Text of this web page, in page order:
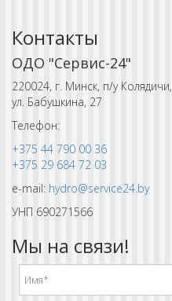
Контакты
ОДО "Сервис-24"
220024, г. Минск, п/у Колядичи,
ул. Бабушкина, 27
Телефон:
+375 44 790 00 36
+375 29 684 72 03
e-mail: hydro@service24.by
УНП 690271566
Мы на связи!